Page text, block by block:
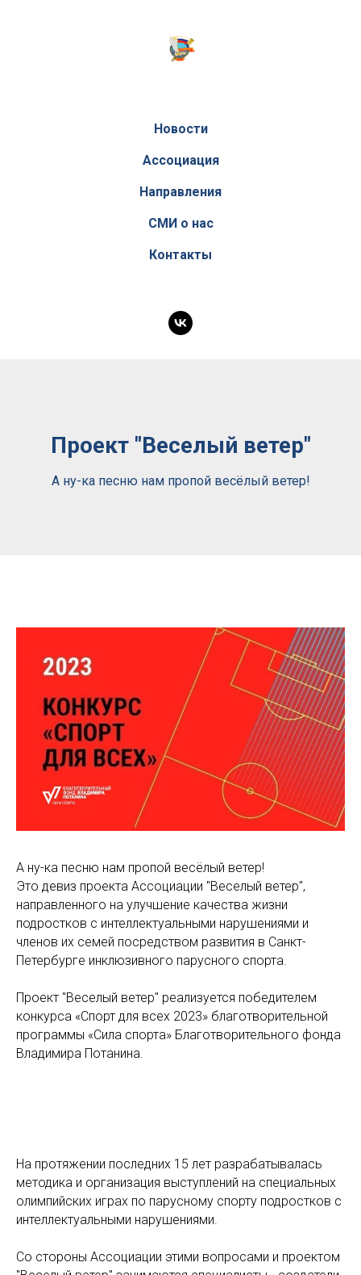
Новости
Ассоциация
Направления
СМИ о нас
Контакты
Проект "Веселый ветер"
А ну-ка песню нам пропой весёлый ветер!
А ну-ка песню нам пропой весёлый ветер!
Это девиз проекта Ассоциации "Веселый ветер",
направленного на улучшение качества жизни
подростков с интеллектуальными нарушениями и
членов их семей посредством развития в Санкт-
Петербурге инклюзивного парусного спорта.
Проект "Веселый ветер" реализуется победителем
конкурса «Спорт для всех 2023» благотворительной
программы «Сила спорта» Благотворительного фонда
Владимира Потанина.
На протяжении последних 15 лет разрабатывалась
методика и организация выступлений на специальных
олимпийских играх по парусному спорту подростков с
интеллектуальными нарушениями.
Со стороны Ассоциации этими вопросами и проектом